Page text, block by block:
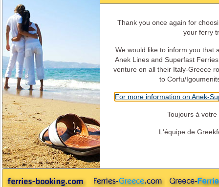
MENU
Superfast Ferries - Voyager de l'Italie vers la Grèce avec Superfast
Ferries
Bateaux de Superfast
Ferries
Bari Patras
Bari Igoumenitsa
SUPERFAST
FERRIES
Les programmes,
Prix + Offres
Bateaux de Superfast
Corfou Bari
Τhank you once again for
your ferry
We would like to inform you that
Anek Lines and Superfast
venture on all their Italy-Greece
to Corfu/
For more information on Anek-
Toujours à votre
L'équipe de